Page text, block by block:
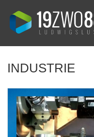
INDUSTRIE